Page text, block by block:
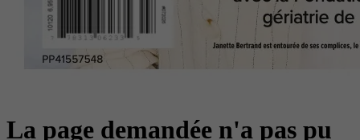
La page demandée n'a pas pu